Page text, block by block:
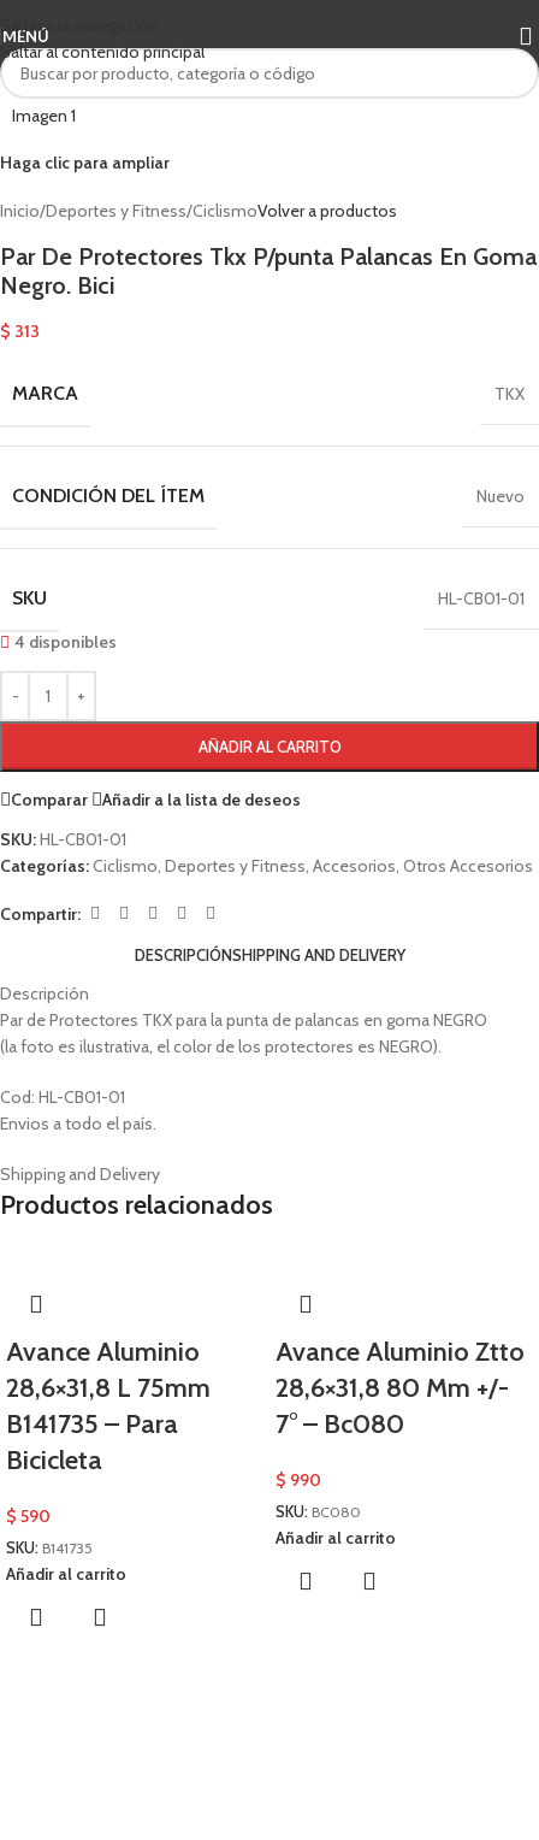
Saltar a la navegación
Saltar al contenido principal
MENÚ
Haga clic para ampliar
Inicio/Deportes y Fitness/CiclismoVolver a productos
Par De Protectores Tkx P/punta Palancas En Goma
Negro. Bici
$ 313
MARCA TKX
CONDICIÓN DEL ÍTEM Nuevo
SKU
HL-CB01-01
4 disponibles
AÑADIR AL CARRITO
Comparar
Añadir a la lista de deseos
SKU:HL-CB01-01
Categorías:Ciclismo, Deportes y Fitness, Accesorios, Otros Accesorios
Compartir:
DESCRIPCIÓNSHIPPING AND DELIVERY
Descripción
Par de Protectores TKX para la punta de palancas en goma NEGRO
(la foto es ilustrativa, el color de los protectores es NEGRO).
Cod: HL-CB01-01
Envios a todo el país.
Shipping and Delivery
Productos relacionados
Avance Aluminio
28,6×31,8 L 75mm
B141735 – Para
Bicicleta
$ 590
SKU: B141735
Añadir al carrito
Avance Aluminio Ztto
28,6×31,8 80 Mm +/-
7° – Bc080
$ 990
SKU: BC080
Añadir al carrito